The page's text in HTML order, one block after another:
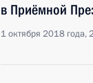
в Приёмной
1 октября 2018 года,